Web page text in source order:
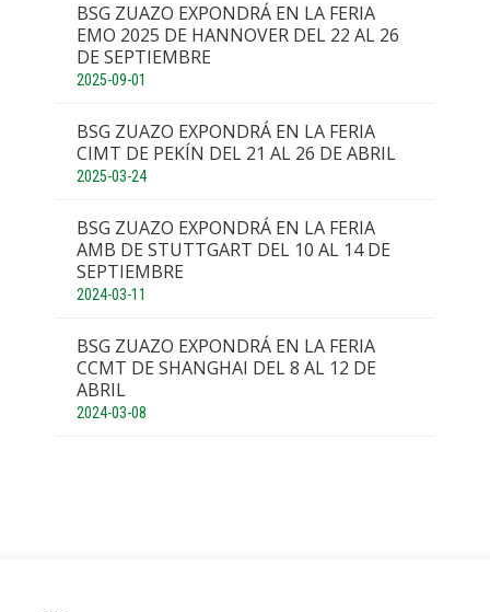
BSG ZUAZO EXPONDRÁ EN LA FERIA
EMO 2025 DE HANNOVER DEL 22 AL 26
DE SEPTIEMBRE
2025-09-01
BSG ZUAZO EXPONDRÁ EN LA FERIA
CIMT DE PEKÍN DEL 21 AL 26 DE ABRIL
2025-03-24
BSG ZUAZO EXPONDRÁ EN LA FERIA
AMB DE STUTTGART DEL 10 AL 14 DE
SEPTIEMBRE
2024-03-11
BSG ZUAZO EXPONDRÁ EN LA FERIA
CCMT DE SHANGHAI DEL 8 AL 12 DE
ABRIL
2024-03-08